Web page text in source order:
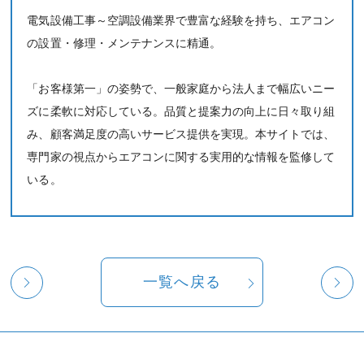
電気設備工事～空調設備業界で豊富な経験を持ち、エアコン
の設置・修理・メンテナンスに精通。
「お客様第一」の姿勢で、一般家庭から法人まで幅広いニー
ズに柔軟に対応している。品質と提案力の向上に日々取り組
み、顧客満足度の高いサービス提供を実現。本サイトでは、
専門家の視点からエアコンに関する実用的な情報を監修して
いる。
一覧へ戻る